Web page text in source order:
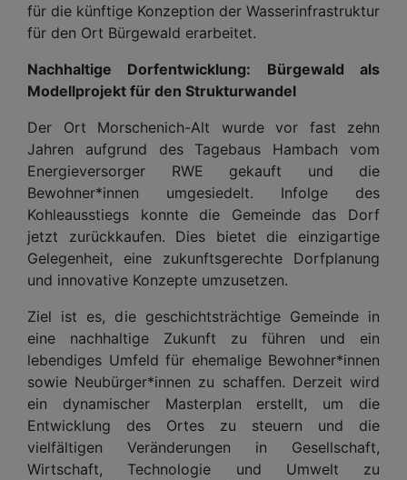
für die künftige Konzeption der Wasserinfrastruktur
für den Ort Bürgewald erarbeitet.
Nachhaltige Dorfentwicklung: Bürgewald als
Modellprojekt für den Strukturwandel
Der Ort Morschenich-Alt wurde vor fast zehn
Jahren aufgrund des Tagebaus Hambach vom
Energieversorger RWE gekauft und die
Bewohner*innen umgesiedelt. Infolge des
Kohleausstiegs konnte die Gemeinde das Dorf
jetzt zurückkaufen. Dies bietet die einzigartige
Gelegenheit, eine zukunftsgerechte Dorfplanung
und innovative Konzepte umzusetzen.
Ziel ist es, die geschichtsträchtige Gemeinde in
eine nachhaltige Zukunft zu führen und ein
lebendiges Umfeld für ehemalige Bewohner*innen
sowie Neubürger*innen zu schaffen. Derzeit wird
ein dynamischer Masterplan erstellt, um die
Entwicklung des Ortes zu steuern und die
vielfältigen Veränderungen in Gesellschaft,
Wirtschaft, Technologie und Umwelt zu